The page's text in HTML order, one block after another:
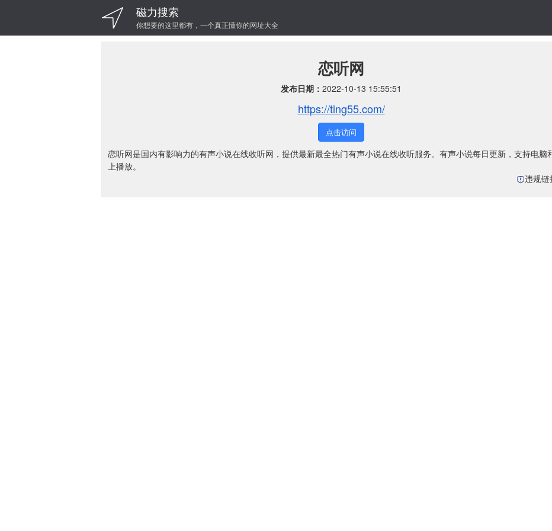
磁力搜索
你想要的这里都有，一个真正懂你的网址大全
恋听网
发布日期： 2022-10-13 15:55:51
https://ting55.com/
点击访问
恋听网是国内有影响力的有声小说在线收听网，提供最新最全热门有声小说在线收听服务。有声小说每日更新，支持电脑
上播放。
违规链